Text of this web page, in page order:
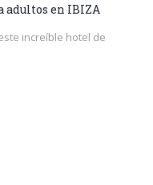
adultos en IBIZA
increíble hotel de